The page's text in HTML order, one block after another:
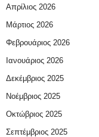
Απρίλιος 2026
Μάρτιος 2026
Φεβρουάριος 2026
Ιανουάριος 2026
Δεκέμβριος 2025
Νοέμβριος 2025
Οκτώβριος 2025
Σεπτέμβριος 2025